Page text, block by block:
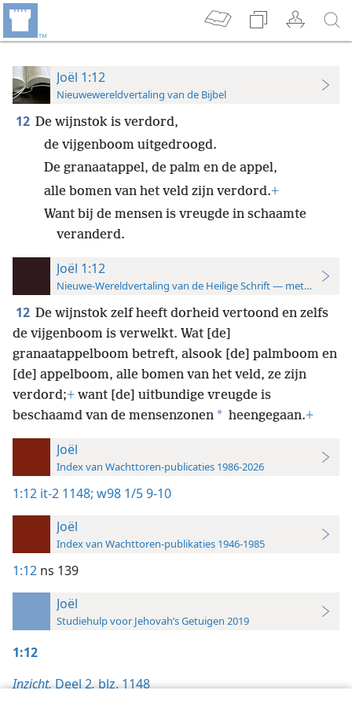
Joël 1:12
Nieuwewereldvertaling van de Bijbel
12 De wijnstok is verdord,
de vijgenboom uitgedroogd.
De granaatappel, de palm en de appel,
alle bomen van het veld zijn verdord.+
Want bij de mensen is vreugde in schaamte
veranderd.
Joël 1:12
Nieuwe-Wereldvertaling van de Heilige Schrift — met
12 De wijnstok zelf heeft dorheid vertoond en zelfs
de vijgenboom is verwelkt. Wat [de]
granaatappelboom betreft, alsook [de] palmboom en
[de] appelboom, alle bomen van het veld, ze zijn
verdord;+ want [de] uitbundige vreugde is
beschaamd van de mensenzonen * heengegaan.+
Joël
Index van Wachttoren-publicaties 1986-2026
1:12 it-2 1148; w98 1/5 9-10
Joël
Index van Wachttoren-publikaties 1946-1985
1:12 ns 139
Joël
Studiehulp voor Jehovah’s Getuigen 2019
1:12
Inzicht,Deel 2,blz. 1148